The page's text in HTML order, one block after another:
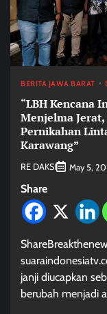
BERITA JAWA BARAT
“LBH Kencana
Menjelma Jerat,
Pernikahan
Karawang”
RE DAKSI May 5,
Share
janji diucapkan
berubah menjadi